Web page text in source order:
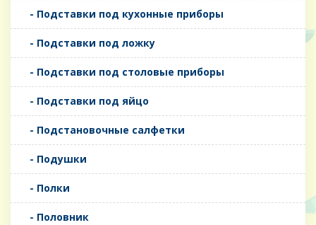
- Подставки под кухонные приборы
- Подставки под ложку
- Подставки под столовые приборы
- Подставки под яйцо
- Подстановочные салфетки
- Подушки
- Полки
- Половник